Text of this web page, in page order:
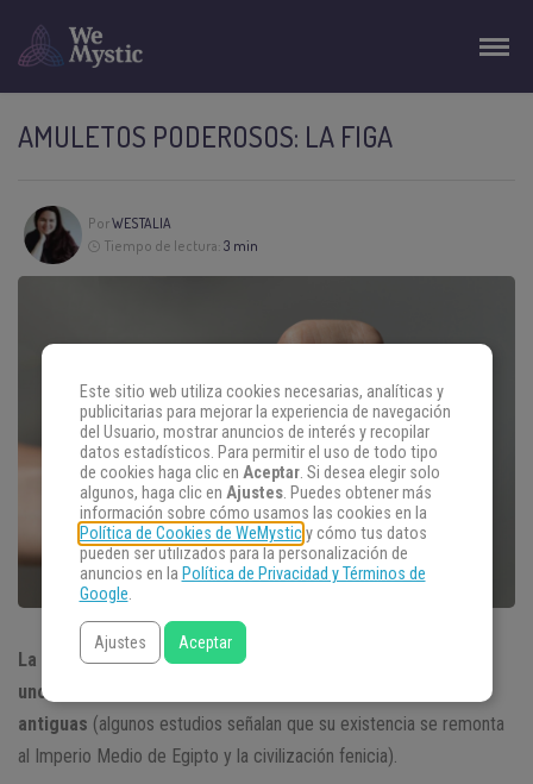
AMULETOS PODEROSOS: LA FIGA
PorWESTALIA
Tiempo de lectura: 3 min
La Figa, también llamada higa o mano de poder, es quizás
uno de los talismanes más conocidos, desde épocas
antiguas (algunos estudios señalan que su existencia se remonta
al Imperio Medio de Egipto y la civilización fenicia).
Este sitio web utiliza cookies necesarias, analíticas y
publicitarias para mejorar la experiencia de navegación
del Usuario, mostrar anuncios de interés y recopilar
datos estadísticos. Para permitir el uso de todo tipo
de cookies haga clic en Aceptar. Si desea elegir solo
algunos, haga clic en Ajustes. Puedes obtener más
información sobre cómo usamos las cookies en la
Política de Cookies de WeMysticy cómo tus datos
pueden ser utilizados para la personalización de
anuncios en la Política de Privacidad y Términos de
Google.
Ajustes Aceptar